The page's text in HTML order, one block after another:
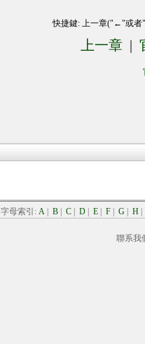
快捷鍵: 上一章("←"或
上一章 |
字母索引: A B C D E F G H
聯系我